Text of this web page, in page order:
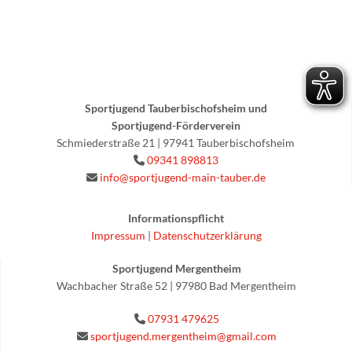
Sportjugend Tauberbischofsheim und
Sportjugend-Förderverein
Schmiederstraße 21 | 97941 Tauberbischofsheim
 09341 898813
 info@sportjugend-main-tauber.de
Informationspflicht
Impressum | Datenschutzerklärung
Sportjugend Mergentheim
Wachbacher Straße 52 | 97980 Bad Mergentheim
 07931 479625
 sportjugend.mergentheim@gmail.com